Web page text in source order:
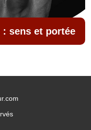
: sens et portée